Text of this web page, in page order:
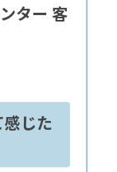
ター 客
感じた